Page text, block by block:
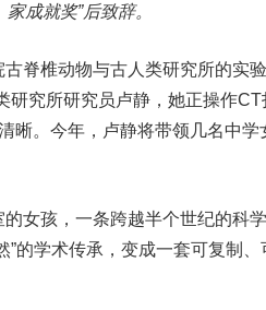
家成就奖”后致辞。
脊椎动物与古人类研究所的实
究所研究员卢静，她正操作CT
晰。今年，卢静将带领几名中学
女孩，一条跨越半个世纪的科
”的学术传承，变成一套可复制